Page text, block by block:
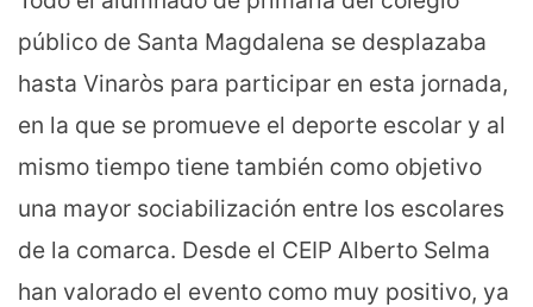
público de Santa Magdalena se desplazaba
hasta Vinaròs para participar en esta jornada,
en la que se promueve el deporte escolar y al
mismo tiempo tiene también como objetivo
una mayor sociabilización entre los escolares
de la comarca. Desde el CEIP Alberto Selma
han valorado el evento como muy positivo, ya